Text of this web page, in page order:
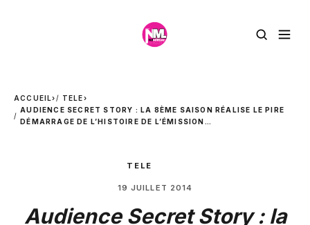
ACCUEIL› TELE›
AUDIENCE SECRET STORY : LA 8ÈME SAISON RÉALISE LE PIRE
DÉMARRAGE DE L’HISTOIRE DE L’ÉMISSION…
TELE
19 JUILLET 2014
Audience Secret Story : la